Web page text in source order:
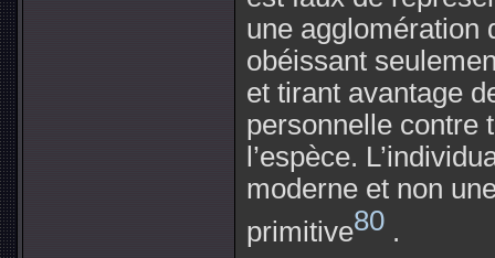
une agglomération
obéissant
et tirant avantage
personnelle contre
l’espèce.
moderne et non
primitive80 .